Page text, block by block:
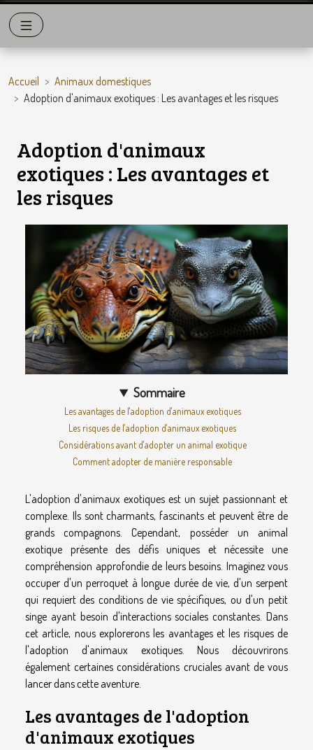
Accueil
Animaux domestiques
Adoption d'animaux exotiques : Les avantages et les risques
Adoption d'animaux
exotiques : Les avantages et
les risques
Sommaire
Les avantages de l'adoption d'animaux exotiques
Les risques de l'adoption d'animaux exotiques
Considérations avant d'adopter un animal exotique
Comment adopter de manière responsable
L'adoption d'animaux exotiques est un sujet passionnant et
complexe. Ils sont charmants, fascinants et peuvent être de
grands compagnons. Cependant, posséder un animal
exotique présente des défis uniques et nécessite une
compréhension approfondie de leurs besoins. Imaginez vous
occuper d'un perroquet à longue durée de vie, d'un serpent
qui requiert des conditions de vie spécifiques, ou d'un petit
singe ayant besoin d'interactions sociales constantes. Dans
cet article, nous explorerons les avantages et les risques de
l'adoption d'animaux exotiques. Nous découvrirons
également certaines considérations cruciales avant de vous
lancer dans cette aventure.
Les avantages de l'adoption
d'animaux exotiques